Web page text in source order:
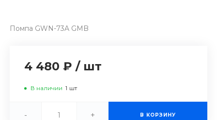
Помпа GWN-73A GMB
4 480 ₽ / шт
В наличии 1 шт
- + В КОРЗИНУ